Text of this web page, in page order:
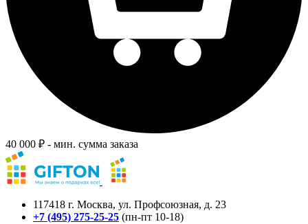
40 000 ₽ - мин. сумма заказа
117418 г. Москва, ул. Профсоюзная, д. 23
+7 (495) 275-25-25 (пн-пт 10-18)